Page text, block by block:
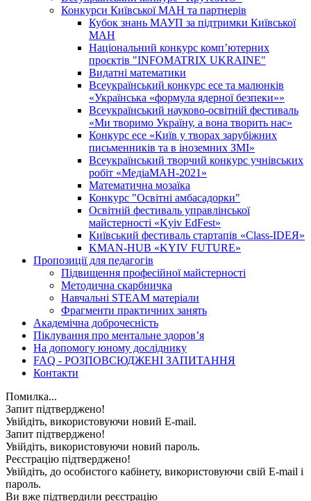
Конкурси Київської МАН та партнерів
Кубок знань МАУП за підтримки Київської
МАН
Національний конкурс комп’ютерних
проєктів "INFOMATRIX UKRAINE"
Видатні математики
Всеукраїнський конкурс есе та малюнків
«Українська «формула ядерної безпеки»»
Всеукраїнський науково-освітній фестиваль
«Ми творимо Україну, а вона творить нас»
Конкурс есе «Київ у творах зарубіжних
письменників та в іноземних ЗМІ»
Всеукраїнський творчий конкурс учнівських
робіт «МедіаМАН-2021»
Математична мозаїка
Конкурс "Освітні амбасадорки"
Освітній фестиваль управлінської
майстерності «Kyiv EdFest»
Київський фестиваль стартапів «Class-IDEЯ»
KMAN-HUB «KYIV FUTURE»
Пропозиції для педагогів
Підвищення професійної майстерності
Методична скарбничка
Навчальні STEAM матеріали
Фрагменти практичних занять
Академічна доброчесність
Піклування про ментальне здоровʼя
На допомогу юному досліднику
FAQ - РОЗПОВСЮДЖЕНІ ЗАПИТАННЯ
Контакти
Помилка...
Запит підтверджено!
Увійдіть, використовуючи новий E-mail.
Запит підтверджено!
Увійдіть, використовуючи новий пароль.
Реєстрацію підтверджено!
Увійдіть, до особистого кабінету, використовуючи свій E-mail і
пароль.
Ви вже підтвердили реєстрацію